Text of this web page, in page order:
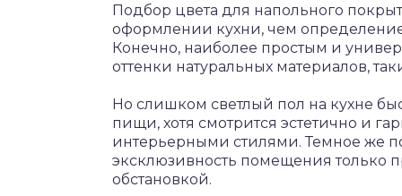
Подбор цвета для напольного
оформлении кухни, чем
Конечно, наиболее простым и
оттенки натуральных материалов,
Но слишком светлый пол на кухне
пищи, хотя смотрится эстетично и
интерьерными стилями. Темное же
эксклюзивность помещения только
обстановкой.